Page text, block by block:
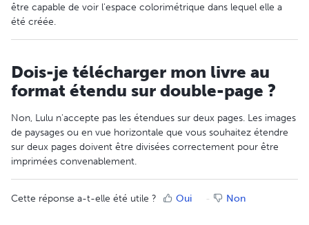
être capable de voir l'espace colorimétrique dans lequel elle a
été créée.
Dois-je télécharger mon livre au
format étendu sur double-page ?
Non, Lulu n'accepte pas les étendues sur deux pages. Les images
de paysages ou en vue horizontale que vous souhaitez étendre
sur deux pages doivent être divisées correctement pour être
imprimées convenablement.
Cette réponse a-t-elle été utile ? Oui Non